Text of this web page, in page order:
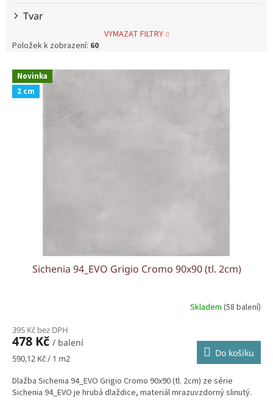
Tvar
VYMAZAT FILTRY
Položek k zobrazení: 60
V
p
Novinka
2 cm
Sichenia 94_EVO Grigio Cromo 90x90 (tl. 2cm)
Skladem (58 balení)
395 Kč bez DPH
478 Kč / balení
Měrná
590,12 Kč / 1 m2 Do košíku
Dlažba Sichenia 94_EVO Grigio Cromo 90x90 (tl. 2cm) ze série
Sichenia 94_EVO je hrubá dlaždice, materiál mrazuvzdorný slinutý.